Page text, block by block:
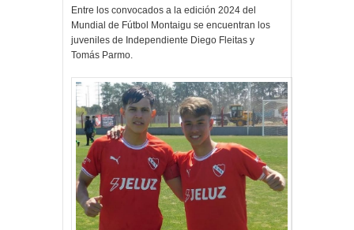
Entre los convocados a la edición 2024 del
Mundial de Fútbol Montaigu se encuentran los
juveniles de Independiente Diego Fleitas y
Tomás Parmo.